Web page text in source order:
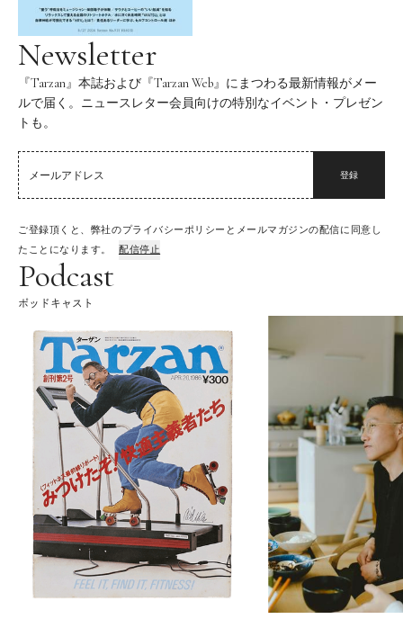
Newsletter
『Tarzan』本誌および『Tarzan Web』にまつわる最新情報がメー
ルで届く。ニュースレター会員向けの特別なイベント・プレゼン
トも。
登録
ご登録頂くと、弊社のプライバシーポリシーとメールマガジンの配信に同意し
たことになります。
配信停止
Podcast
ポッドキャスト